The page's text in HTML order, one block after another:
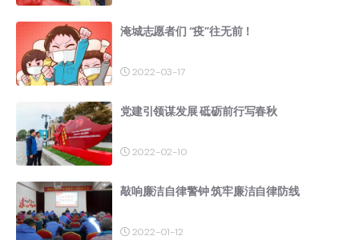
淹城志愿者们 “疫”往无前！
2022-03-17
党建引领谋发展 砥砺前行写春秋
2022-02-10
敲响廉洁自律警钟 筑牢廉洁自律防线
2022-01-12